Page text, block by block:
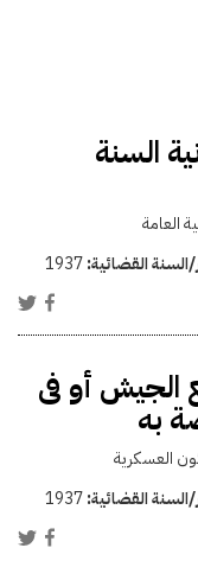
السنة
العامة
السنة القضائية:1937
الجيش أو فى
به
العسكرية
السنة القضائية:1937